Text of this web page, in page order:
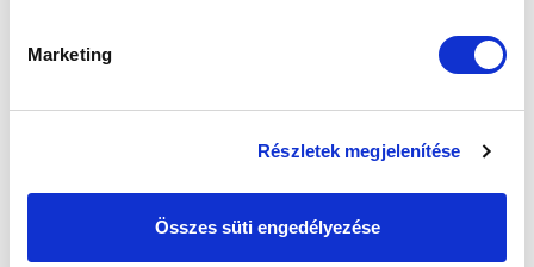
Marketing
Részletek megjelenítése
Összes süti engedélyezése